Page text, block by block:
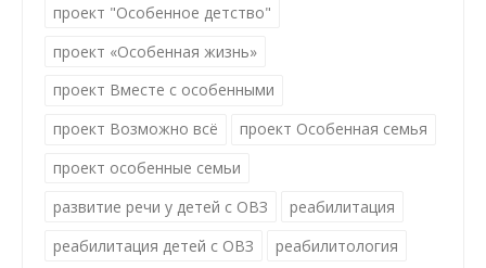
проект "Особенное детство"
проект «Особенная жизнь»
проект Вместе с особенными
проект Возможно всё
проект Особенная семья
проект особенные семьи
развитие речи у детей с ОВЗ
реабилитация
реабилитация детей с ОВЗ
реабилитология